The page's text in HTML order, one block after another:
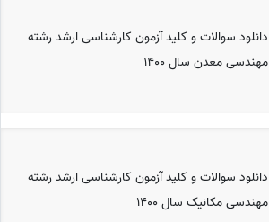
دانلود سوالات و کلید آزمون کارشناسی ارشد رشته
مهندسی معدن سال 1400
دانلود سوالات و کلید آزمون کارشناسی ارشد رشته
مهندسی مکانیک سال 1400